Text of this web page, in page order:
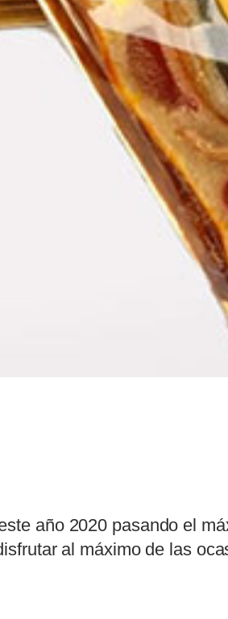
año 2020 pasando el
al máximo de las